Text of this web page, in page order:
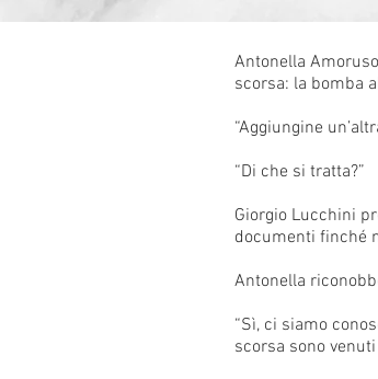
Antonella
scorsa: la bomba
“Aggiungine
“Di che si tratta?”
Giorgio Lucchini
documenti finché
Antonella
“Sì, ci siamo
scorsa sono venuti